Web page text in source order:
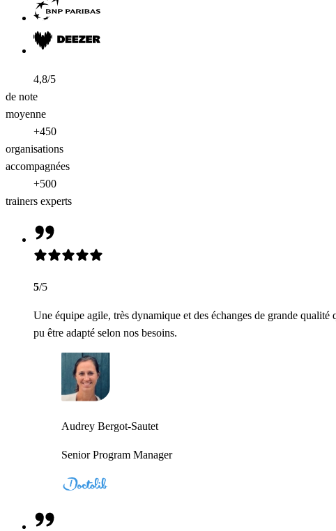
4,8/5
de note
moyenne
+450
organisations
accompagnées
+500
trainers experts
5/5
Une équipe agile, très dynamique et des échanges de grande
pu être adapté selon nos besoins.
Audrey Bergot-Sautet
Senior Program Manager